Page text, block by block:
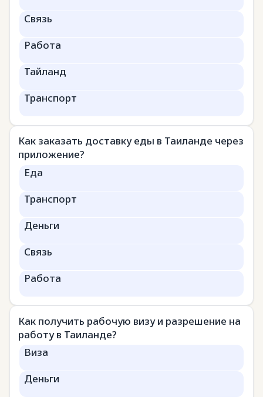
Связь
Работа
Тайланд
Транспорт
Как заказать доставку еды в Таиланде через
приложение?
Еда
Транспорт
Деньги
Связь
Работа
Как получить рабочую визу и разрешение на
работу в Таиланде?
Виза
Деньги